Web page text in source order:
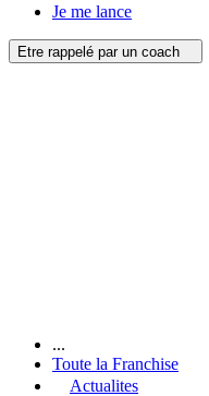
Je me lance
Etre rappelé par un coach
...
Toute la Franchise
Actualites